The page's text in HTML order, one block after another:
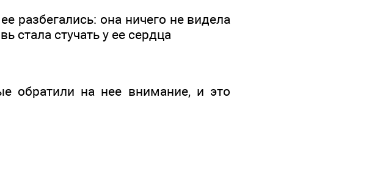
разбегались: она ничего не видела
стала стучать у ее сердца
обратили на нее внимание, и это